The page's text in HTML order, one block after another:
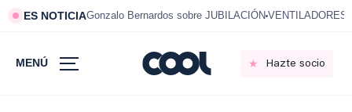
ES NOTICIAGonzalo Bernardos sobre JUBILACIÓN VENTILADORES
MENÚ Hazte socio